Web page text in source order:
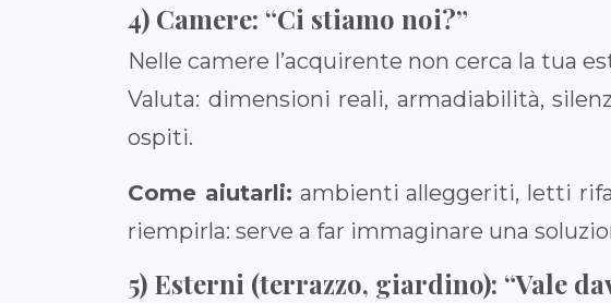
4) Camere: “Ci stiamo noi?”
Nelle camere l’acquirente non cerca la tua
Valuta: dimensioni reali, armadiabilità,
ospiti.
Come aiutarli: ambienti alleggeriti, letti
riempirla: serve a far immaginare una
5) Esterni (terrazzo, giardino): “Vale